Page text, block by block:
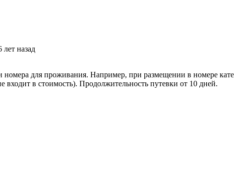
лет назад
номера для проживания. Например, при размещении в номере
входит в стоимость). Продолжительность путевки от 10 дней.